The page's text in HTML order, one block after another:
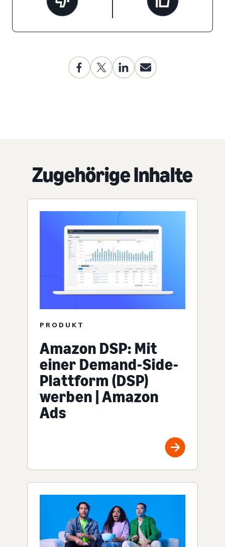
Zugehörige Inhalte
PRODUKT
Amazon DSP: Mit
einer Demand-Side-
Plattform (DSP)
werben | Amazon
Ads